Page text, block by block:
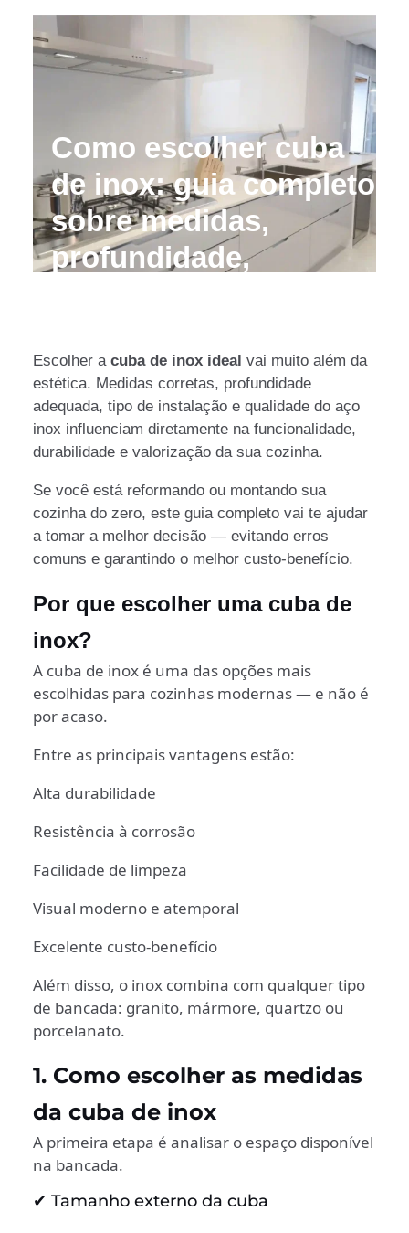
Como escolher cuba
de inox: guia completo
sobre medidas,
profundidade,
Escolher acuba de inox ideal vai muito além da
estética. Medidas corretas, profundidade
adequada, tipo de instalação e qualidade do aço
inox influenciam diretamente na funcionalidade,
durabilidade e valorização da sua cozinha.
Se você está reformando ou montando sua
cozinha do zero, este guia completo vai te ajudar
a tomar a melhor decisão — evitando erros
comuns e garantindo o melhor custo-benefício.
Por que escolher uma cuba de
inox?
A cuba de inox é uma das opções mais
escolhidas para cozinhas modernas — e não é
por acaso.
Entre as principais vantagens estão:
Alta durabilidade
Resistência à corrosão
Facilidade de limpeza
Visual moderno e atemporal
Excelente custo-benefício
Além disso, o inox combina com qualquer tipo
de bancada: granito, mármore, quartzo ou
porcelanato.
1. Como escolher as medidas
da cuba de inox
A primeira etapa é analisar o espaço disponível
na bancada.
✔ Tamanho externo da cuba